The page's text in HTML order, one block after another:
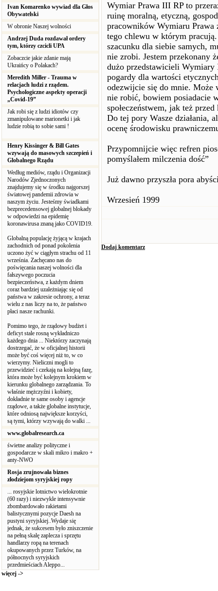
Ivan Komarenko wywiad dla Głos
Obywatelski
W obronie Naszej wolności
Andrzej Duda rozdawał ordery
tym, którzy czcicli UPA
Zobaczcie jakie zdanie mają
Ukraińcy o Polakach?
Meredith Miller - Trauma w
relacjach ludzi z rządem.
Psychologiczne aspekty operacji
„Covid-19”
Jak robi się z ludzi idiotów czy
zmanipulowane marionetki i jak
ludzie robią to sobie sami !
Henry Kissinger & Bill Gates
wzywają do masowych szczepień i
Globalnego Rządu
Według mediów, rządu i Organizacji
Narodów Zjednoczonych
znajdujemy się w środku najgorszej
światowej pandemii zdrowia w
naszym życiu. Jesteśmy świadkami
bezprecedensowej globalnej blokady
w odpowiedzi na epidemię
koronawirusa znaną jako COVID19.
Globalną populację żyjącą w krajach
zachodnich od ponad pokolenia
uczono żyć w ciągłym strachu od 11
września. Zachęcano nas do
poświęcania naszej wolności dla
fałszywego poczucia
bezpieczeństwa, z każdym dniem
coraz bardziej uzależniając się od
państwa w zakresie ochrony, a teraz
wielu z nas liczy na to, że państwo
płaci nasze rachunki.
Pomimo tego, że rządowy budżet i
deficyt stale rosną wykładniczo
każdego dnia ... Niektórzy zaczynają
dostrzegać, że w oficjalnej historii
może być coś więcej niż to, w co
wierzymy. Nieliczni mogli to
przewidzieć i czekają na kolejną fazę,
która może być kolejnym krokiem w
kierunku globalnego zarządzania. To
właśnie mężczyźni i kobiety,
dokładnie te same osoby i agencje
rządowe, a także globalne instytucje,
które odniosą największe korzyści,
są tymi, którzy wzywają do walki ...
www.globalresearch.ca
świetne analizy polityczne i
gospodarcze w skali mikro i makro +
anty-NWO
Rosja zrujnowała biznes
złodziejom syryjskiej ropy
... rosyjskie lotnictwo wielokrotnie
(60 razy) i niezwykle intensywnie
zbombardowało rakietami
balistycznymi pozycje Daesh na
pustyni syryjskiej..Wydaje się
jednak, że sukcesem było zniszczenie
na pełną skalę zaplecza i sprzętu
handlarzy ropą na terenach
okupowanych przez Turków, na
północnych syryjskich
przedmieściach Aleppo...
więcej ->
Wymiar Prawa III RP to
ruinę moralną, etyczną,
pracowników Wymiaru Prawa
tego chlewu w którym
szacunku dla siebie samych,
nie zrobi. Jestem przekonany
dużo przedstawicieli
pogardy dla wartości
odezwijcie się do mnie. Może
nie robić, bowiem posiadacie
społeczeństwem, jak też
Do tej pory Wasze działania,
ocenę środowisku
Przypomnijcie więc refren
pomyślałem milczenia dość”
Już dawno przyszła pora
Wrzesień 1999
Dodaj komentarz